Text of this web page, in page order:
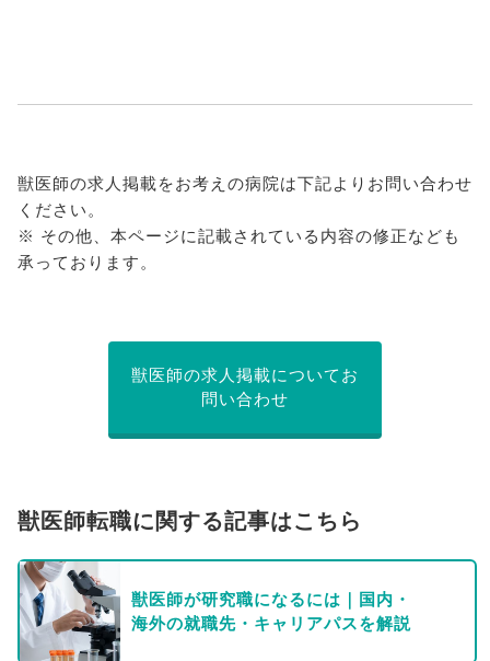
獣医師の求人掲載をお考えの病院は下記よりお問い合わせ
ください。
※ その他、本ページに記載されている内容の修正なども
承っております。
獣医師の求人掲載についてお
問い合わせ
獣医師転職に関する記事はこちら
獣医師が研究職になるには｜国内・
海外の就職先・キャリアパスを解説